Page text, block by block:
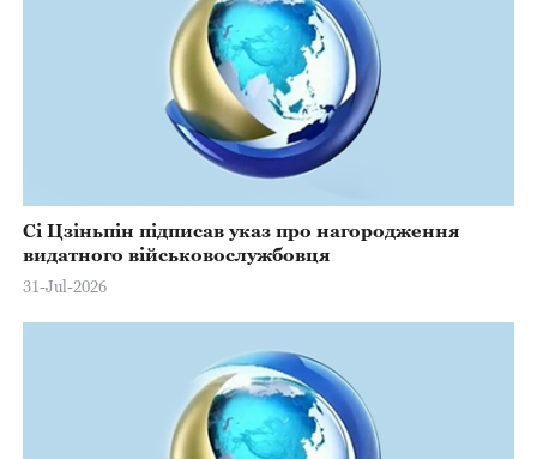
Сі Цзіньпін підписав указ про нагородження
видатного військовослужбовця
31-Jul-2026